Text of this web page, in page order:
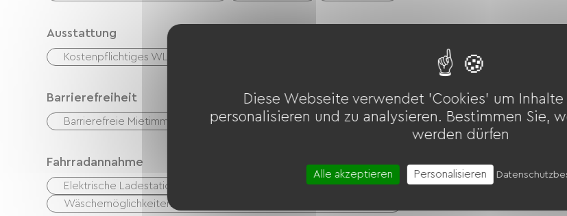
Ausstattung
Kostenpflichtiges WLAN
Barrierefreiheit
Barrierefreie Mietimmobilie
Fahrradannahme
Elektrische Ladestation (für E-Bike-Akkus, GPS-Geräte usw.)
Wäschemöglichkeiten vorhanden (kostenlos oder kostenpflichtig)
Diese Webseite verwendet 'Cookies' um Inhalte
personalisieren und zu analysieren. Bestimmen Sie,
werden dürfen
Alle akzeptieren Personalisieren